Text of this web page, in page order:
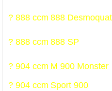
? 888 ccm 888
? 888 ccm 888 SP
? 904 ccm M 900 Monster
? 904 ccm Sport 900